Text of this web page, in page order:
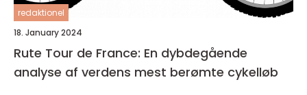
redaktionel
18. January 2024
Rute Tour de France: En dybdegående
analyse af verdens mest berømte cykelløb